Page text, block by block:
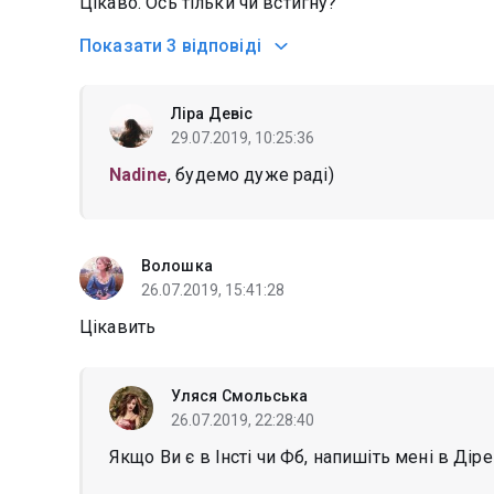
Показати 3 відповіді
Ліра Девіс
29.07.2019, 10:25:36
Nadine, будемо дуже раді)
Волошка
26.07.2019, 15:41:28
Цікавить
Уляся Смольська
26.07.2019, 22:28:40
Якщо Ви є в Інсті чи Фб, напишіть мені в